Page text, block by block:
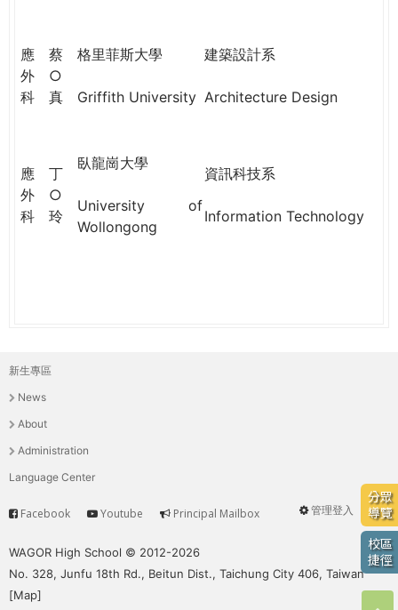
應
外
科
蔡
○
真
格里菲斯大學
Griffith University
建築設計系
Architecture Design
應
外
科
丁
○
玲
臥龍崗大學
University of
Wollongong
資訊科技系
Information Technology
分眾
導覽
校區
捷徑
主
選
單
新生專區
News
About
Administration
Language Center
User
管理登入
Service
Facebook Youtube Principal Mailbox
WAGOR High School © 2012-2026
No. 328, Junfu 18th Rd., Beitun Dist., Taichung City 406, Taiwan
[Map]